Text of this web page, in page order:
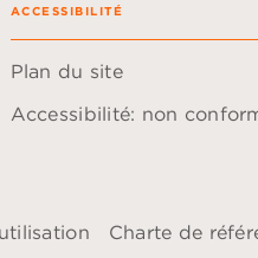
ACCESSIBILITÉ
Plan du site
Accessibilité: non
Charte de